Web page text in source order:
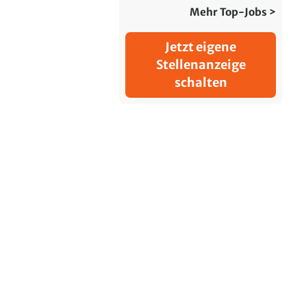
Mehr Top-Jobs >
Jetzt eigene
Stellenanzeige
schalten